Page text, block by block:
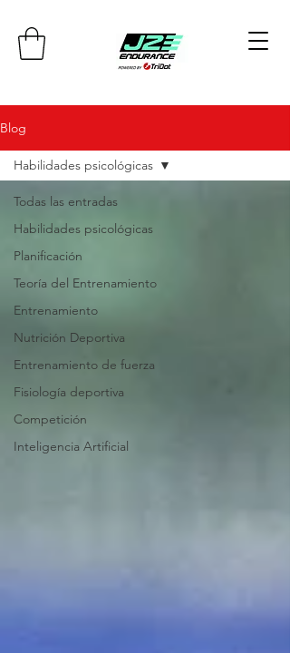
Blog
Todas las entradas
Habilidades psicológicas
Planificación
Teoría del Entrenamiento
Entrenamiento
Nutrición Deportiva
Entrenamiento de fuerza
Fisiología deportiva
Competición
Inteligencia Artificial
Habilidades psicológicas